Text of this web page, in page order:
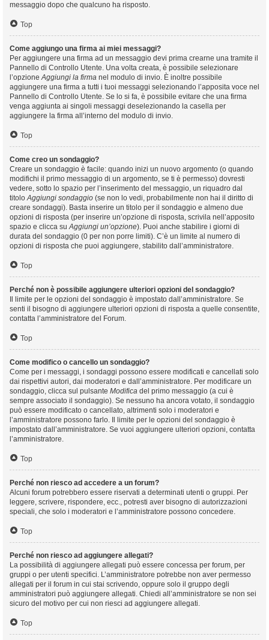
messaggio dopo che qualcuno ha risposto.
Top
Come aggiungo una firma ai miei messaggi?
Per aggiungere una firma ad un messaggio devi prima crearne una tramite il
Pannello di Controllo Utente. Una volta creata, è possibile selezionare
l’opzioneAggiungi la firma nel modulo di invio. È inoltre possibile
aggiungere una firma a tutti i tuoi messaggi selezionando l’apposita voce nel
Pannello di Controllo Utente. Se lo si fa, è possibile evitare che una firma
venga aggiunta ai singoli messaggi deselezionando la casella per
aggiungere la firma all’interno del modulo di invio.
Top
Come creo un sondaggio?
Creare un sondaggio è facile: quando inizi un nuovo argomento (o quando
modifichi il primo messaggio di un argomento, se ti è permesso) dovresti
vedere, sotto lo spazio per l’inserimento del messaggio, un riquadro dal
titoloAggiungi sondaggio (se non lo vedi, probabilmente non hai il diritto di
creare sondaggi). Basta inserire un titolo per il sondaggio e almeno due
opzioni di risposta (per inserire un’opzione di risposta, scrivila nell’apposito
spazio e clicca suAggiungi un’opzione). Puoi anche stabilire i giorni di
durata del sondaggio (0 per non porre limiti). C’è un limite al numero di
opzioni di risposta che puoi aggiungere, stabilito dall’amministratore.
Top
Perché non è possibile aggiungere ulteriori opzioni del sondaggio?
Il limite per le opzioni del sondaggio è impostato dall’amministratore. Se
senti il bisogno di aggiungere ulteriori opzioni di risposta a quelle consentite,
contatta l’amministratore del Forum.
Top
Come modifico o cancello un sondaggio?
Come per i messaggi, i sondaggi possono essere modificati e cancellati solo
dai rispettivi autori, dai moderatori e dall’amministratore. Per modificare un
sondaggio, clicca sul pulsante Modifica del primo messaggio (a cui è
sempre associato il sondaggio). Se nessuno ha ancora votato, il sondaggio
può essere modificato o cancellato, altrimenti solo i moderatori e
l’amministratore possono farlo. Il limite per le opzioni del sondaggio è
impostato dall’amministratore. Se vuoi aggiungere ulteriori opzioni, contatta
l’amministratore.
Top
Perché non riesco ad accedere a un forum?
Alcuni forum potrebbero essere riservati a determinati utenti o gruppi. Per
leggere, scrivere, rispondere, ecc., potresti aver bisogno di autorizzazioni
speciali, che solo i moderatori e l’amministratore possono concedere.
Top
Perché non riesco ad aggiungere allegati?
La possibilità di aggiungere allegati può essere concessa per forum, per
gruppi o per utenti specifici. L’amministratore potrebbe non aver permesso
allegati per il forum in cui stai scrivendo, oppure solo il gruppo degli
amministratori può aggiungere allegati. Chiedi all’amministratore se non sei
sicuro del motivo per cui non riesci ad aggiungere allegati.
Top